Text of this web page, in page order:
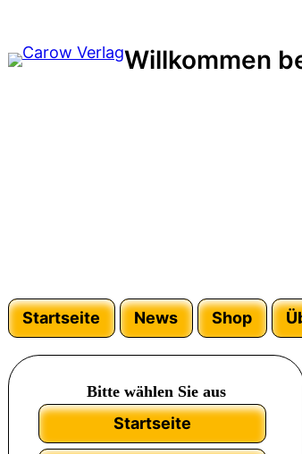
Inhalt
springen
Willkommen
Startseite News Shop
Bitte wählen Sie aus
Startseite